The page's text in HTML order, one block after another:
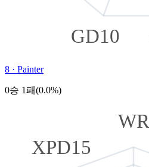
GD10
8 · Painter
0승 1패(0.0%)
WR
XPD15